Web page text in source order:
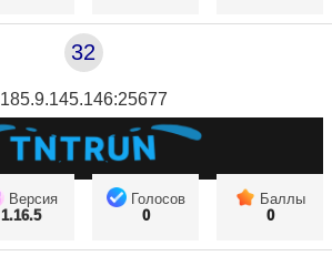
32
185.9.145.146:25677
Версия
1.16.5
Голосов
0
Баллы
0